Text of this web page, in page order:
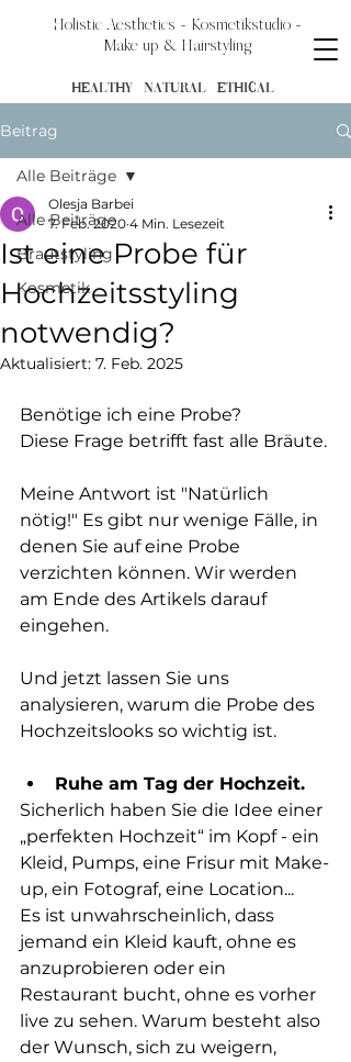
Holistic Aesthetics - Kosmetikstudio -
Make up & Hairstyling
HEALTHY NATURAL ETHICAL
Beitrag
Alle Beiträge
Brautstyling
Kosmetik
Alle Beiträge
Ist eine Probe für
Hochzeitsstyling
notwendig?
Olesja Barbei
7. Feb. 2020 4 Min. Lesezeit
Aktualisiert: 7. Feb. 2025
Benötige ich eine Probe?
Diese Frage betrifft fast alle Bräute.
Meine Antwort ist "Natürlich
nötig!" Es gibt nur wenige Fälle, in
denen Sie auf eine Probe
verzichten können. Wir werden
am Ende des Artikels darauf
eingehen.
Und jetzt lassen Sie uns
analysieren, warum die Probe des
Hochzeitslooks so wichtig ist.
Ruhe am Tag der Hochzeit.
Sicherlich haben Sie die Idee einer
„perfekten Hochzeit“ im Kopf - ein
Kleid, Pumps, eine Frisur mit Make-
up, ein Fotograf, eine Location...
Es ist unwahrscheinlich, dass
jemand ein Kleid kauft, ohne es
anzuprobieren oder ein
Restaurant bucht, ohne es vorher
live zu sehen. Warum besteht also
der Wunsch, sich zu weigern,